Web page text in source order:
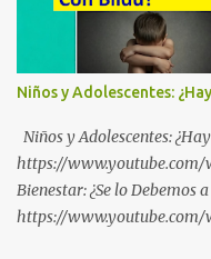
Niños y Adolescentes:
Niños y Adolescentes:
https://www.youtube.com/
Bienestar: ¿Se lo Debemos
https://www.youtube.com/